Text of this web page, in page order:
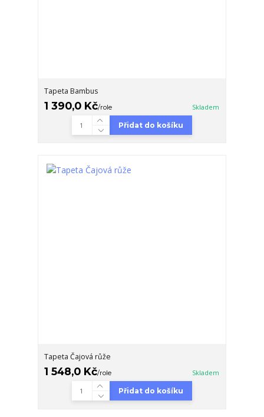
Tapeta Bambus
1 390,0 Kč/role Skladem
Přidat do košíku
Tapeta Čajová růže
1 548,0 Kč/role Skladem
Přidat do košíku